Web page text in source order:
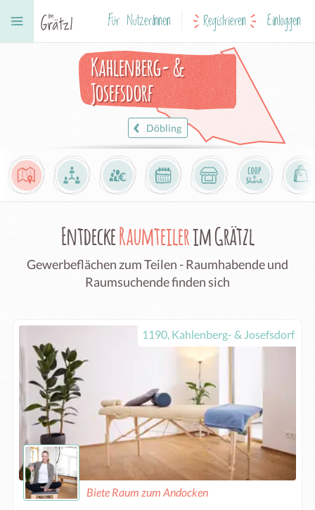
Für NutzerInnen Registrieren Einloggen
Kahlenberg- &
Josefsdorf
Döbling
EntdeckeRaumteilerim Grätzl
Gewerbeflächen zum Teilen - Raumhabende und
Raumsuchende finden sich
1190, Kahlenberg- & Josefsdorf
Biete Raum zum Andocken